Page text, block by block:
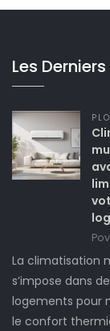
Les
La climatisation
s’impose dans
logements pour
le confort